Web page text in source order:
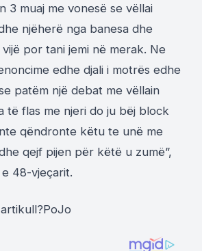
3 muaj me vonesë se vëllai
njëherë nga banesa dhe
por tani jemi në merak. Ne
edhe djali i motrës edhe
patëm një debat me vëllain
të flas me njeri do ju bëj block
qëndronte këtu te unë me
qejf pijen për këtë u zumë”,
48-vjeçarit.
PoJo